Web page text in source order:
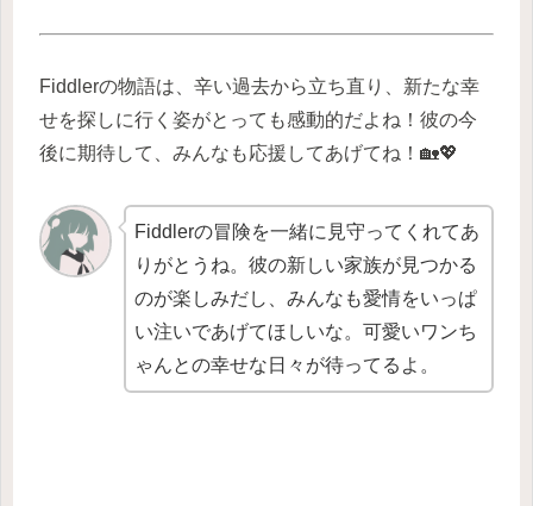
Fiddlerの物語は、辛い過去から立ち直り、新たな幸
せを探しに行く姿がとっても感動的だよね！彼の今
後に期待して、みんなも応援してあげてね！🏡💖
Fiddlerの冒険を一緒に見守ってくれてあ
りがとうね。彼の新しい家族が見つかる
のが楽しみだし、みんなも愛情をいっぱ
い注いであげてほしいな。可愛いワンち
ゃんとの幸せな日々が待ってるよ。